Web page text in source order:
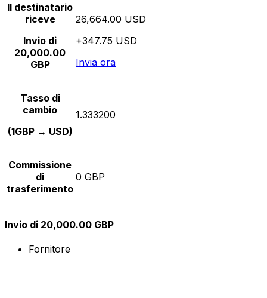
Il destinatario
riceve
Invio di
20,000.00
GBP
26,664.00 USD
+347.75 USD
Invia ora
Tasso di
cambio
(1GBP → USD)
1.333200
Commissione
di
trasferimento
0 GBP
Invio di 20,000.00 GBP
Fornitore